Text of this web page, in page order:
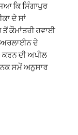
ਕਿ ਸਿੰਗਾਪੁਰ
ਦੇ ਸਾਂ
ਕੌਮਾਂਤਰੀ ਹਵਾਈ
ਦੇ
ਕਰਨ ਦੀ ਅਪੀਲ
ਸਮੇਂ ਅਨੁਸਾਰ